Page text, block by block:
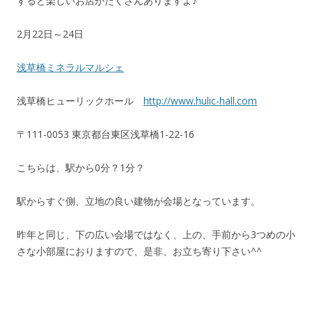
2月22日～24日
浅草橋ミネラルマルシェ
浅草橋ヒューリックホール http://www.hulic-hall.com
〒111-0053 東京都台東区浅草橋1-22-16
こちらは、駅から0分？1分？
駅からすぐ側、立地の良い建物が会場となっています。
昨年と同じ、下の広い会場ではなく、上の、手前から3つめの小
さな小部屋におりますので、是非、お立ち寄り下さい^^